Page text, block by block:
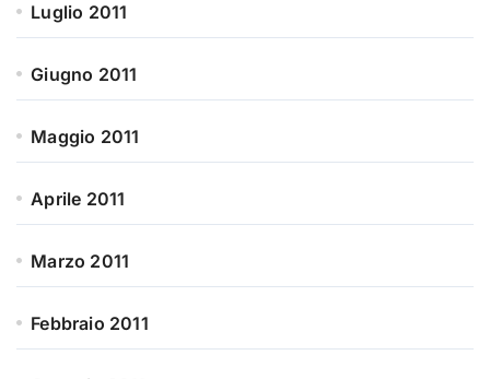
Luglio 2011
Giugno 2011
Maggio 2011
Aprile 2011
Marzo 2011
Febbraio 2011